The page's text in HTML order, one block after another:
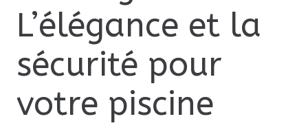
L’élégance et la
sécurité pour
votre piscine